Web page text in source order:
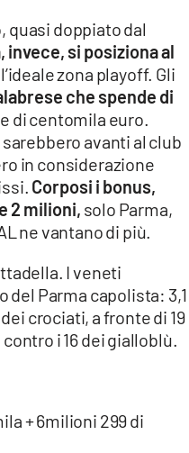
quasi doppiato dal
invece, si posiziona al
zona playoff. Gli
che spende di
di centomila euro.
avanti al club
in considerazione
Corposi i bonus,
2 milioni, solo Parma,
ne vantano di più.
I veneti
del Parma capolista: 3,1
crociati, a fronte di 19
i 16 dei gialloblù.
+ 6milioni 299 di